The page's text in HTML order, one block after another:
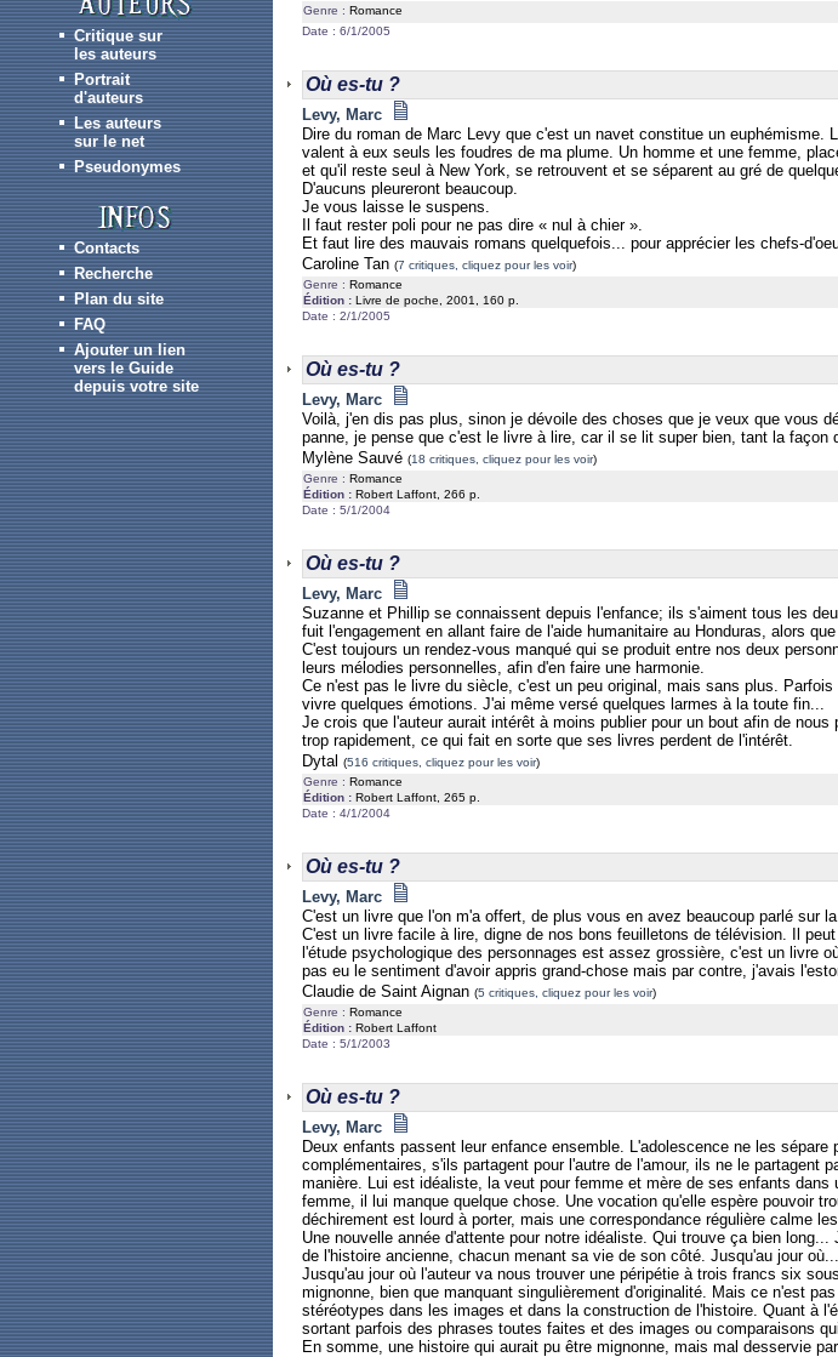
Critique sur
les auteurs
Portrait
d'auteurs
Les auteurs
sur le net
Pseudonymes
Contacts
Recherche
Plan du site
FAQ
Ajouter un lien
vers le Guide
depuis votre site
Genre : Romance
Date : 6/1/2005
Où es-tu ?
Levy, Marc
Dire du roman de Marc Levy que c'est un navet constitue un
valent à eux seuls les foudres de ma plume. Un homme et une femme,
et qu'il reste seul à New York, se retrouvent et se séparent au gré de
D'aucuns pleureront beaucoup.
Je vous laisse le suspens.
Il faut rester poli pour ne pas dire « nul à chier ».
Et faut lire des mauvais romans quelquefois... pour apprécier les chefs-
Caroline Tan (7 critiques, cliquez pour les voir)
Genre : Romance
Édition : Livre de poche, 2001, 160 p.
Date : 2/1/2005
Où es-tu ?
Levy, Marc
Voilà, j'en dis pas plus, sinon je dévoile des choses que je veux que vous
panne, je pense que c'est le livre à lire, car il se lit super bien, tant la
Mylène Sauvé (18 critiques, cliquez pour les voir)
Genre : Romance
Édition : Robert Laffont, 266 p.
Date : 5/1/2004
Où es-tu ?
Levy, Marc
Suzanne et Phillip se connaissent depuis l'enfance; ils s'aiment tous les
fuit l'engagement en allant faire de l'aide humanitaire au Honduras, alors
C'est toujours un rendez-vous manqué qui se produit entre nos deux
leurs mélodies personnelles, afin d'en faire une harmonie.
Ce n'est pas le livre du siècle, c'est un peu original, mais sans plus.
vivre quelques émotions. J'ai même versé quelques larmes à la toute fin...
Je crois que l'auteur aurait intérêt à moins publier pour un bout afin de
trop rapidement, ce qui fait en sorte que ses livres perdent de l'intérêt.
Dytal (516 critiques, cliquez pour les voir)
Genre : Romance
Édition : Robert Laffont, 265 p.
Date : 4/1/2004
Où es-tu ?
Levy, Marc
C'est un livre que l'on m'a offert, de plus vous en avez beaucoup parlé sur
C'est un livre facile à lire, digne de nos bons feuilletons de télévision. Il
l'étude psychologique des personnages est assez grossière, c'est un livre
pas eu le sentiment d'avoir appris grand-chose mais par contre, j'avais
Claudie de Saint Aignan (5 critiques, cliquez pour les voir)
Genre : Romance
Édition : Robert Laffont
Date : 5/1/2003
Où es-tu ?
Levy, Marc
Deux enfants passent leur enfance ensemble. L'adolescence ne les
complémentaires, s'ils partagent pour l'autre de l'amour, ils ne le
manière. Lui est idéaliste, la veut pour femme et mère de ses enfants
femme, il lui manque quelque chose. Une vocation qu'elle espère pouvoir
déchirement est lourd à porter, mais une correspondance régulière calme
Une nouvelle année d'attente pour notre idéaliste. Qui trouve ça bien
de l'histoire ancienne, chacun menant sa vie de son côté. Jusqu'au jour où...
Jusqu'au jour où l'auteur va nous trouver une péripétie à trois francs six
mignonne, bien que manquant singulièrement d'originalité. Mais ce n'est
stéréotypes dans les images et dans la construction de l'histoire. Quant à
sortant parfois des phrases toutes faites et des images ou comparaisons
En somme, une histoire qui aurait pu être mignonne, mais mal desservie